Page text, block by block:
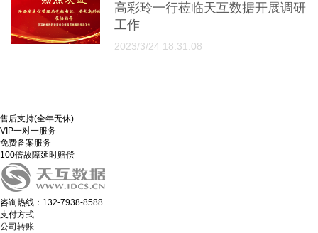
高彩玲一行莅临天互数据开展调研
工作
2023/3/24 18:31:08
售后支持(全年无休)
VIP一对一服务
免费备案服务
100倍故障延时赔偿
咨询热线：132-7938-8588
支付方式
公司转账